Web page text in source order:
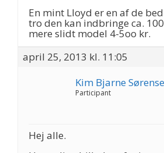
En mint Lloyd er en af de
tro den kan indbringe ca.
mere slidt model 4-5oo kr.
april 25, 2013 kl. 11:05
Kim Bjarne
Participant
Hej alle.